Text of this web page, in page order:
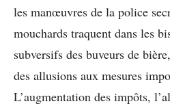
les manœuvres de la police
mouchards traquent dans les
subversifs des buveurs de
des allusions aux mesures
L’augmentation des impôts,